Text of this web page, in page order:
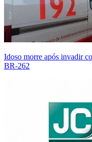
Idoso morre após invadir
BR-262